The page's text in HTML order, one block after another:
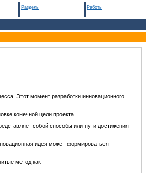
Разделы Работы
Этот момент разработки инновационного
конечной цели проекта.
собой способы или пути достижения
идея может формироваться
метод как